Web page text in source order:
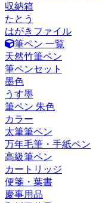
収納箱
たとう
はがきファイル
筆ペン 一覧
天然竹筆ペン
筆ペンセット
墨色
うす墨
筆ペン 朱色
カラー
太筆筆ペン
万年毛筆・手紙ペン
高級筆ペン
カートリッジ
便箋・葉書
慶事用品